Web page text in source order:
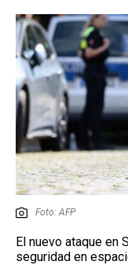
Foto: AFP
El nuevo ataque en
seguridad en